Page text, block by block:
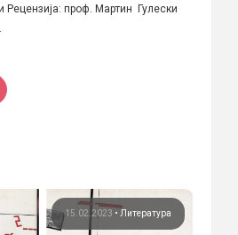
Рецензија: проф. Мартин Гулески
15.02.2023 • Литература